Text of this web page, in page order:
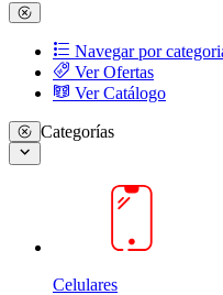
Navegar por
Ver Ofertas
Ver Catálogo
Categorías
Celulares